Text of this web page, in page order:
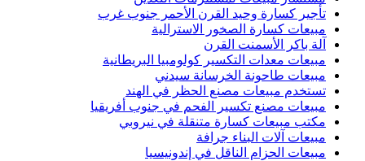
تأجير كسارة وحيد القرن الأحمر جنوب غرب
مبيعات كسارة الصخور الاسترالية
آلة باكر الأسمنت القرن
مبيعات معدات التكسير كولومبيا البريطانية
مبيعات طاحونة الخرسانة سيدني
تستخدم مبيعات مصنع الحظر في الهند
مبيعات مصنع تكسير الفحم في جنوب أفريقيا
مكتب مبيعات كسارة متنقلة في نيروبي
مبيعات آلات البناء جرافة
مبيعات الحزام الناقل في إندونيسيا